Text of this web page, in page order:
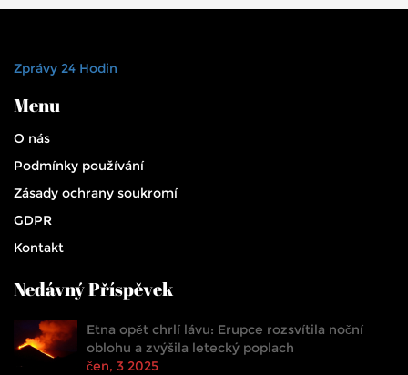
Zprávy 24 Hodin
Menu
O nás
Podmínky používání
Zásady ochrany soukromí
GDPR
Kontakt
Nedávný Příspěvek
Etna opět chrlí lávu: Erupce rozsvítila noční
oblohu a zvýšila letecký poplach
čen, 3 2025